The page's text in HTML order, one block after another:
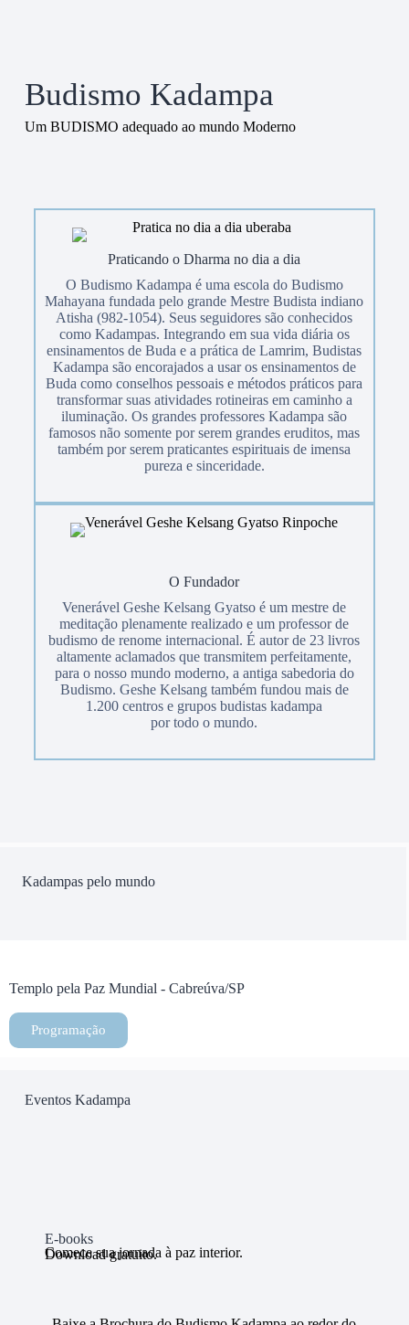
Budismo Kadampa
Um BUDISMO adequado ao mundo Moderno
Praticando o Dharma no dia a dia
O Budismo Kadampa é uma escola do Budismo
Mahayana fundada pelo grande Mestre Budista indiano
Atisha (982-1054). Seus seguidores são conhecidos
como Kadampas. Integrando em sua vida diária os
ensinamentos de Buda e a prática de Lamrim, Budistas
Kadampa são encorajados a usar os ensinamentos de
Buda como conselhos pessoais e métodos práticos para
transformar suas atividades rotineiras em caminho a
iluminação. Os grandes professores Kadampa são
famosos não somente por serem grandes eruditos, mas
também por serem praticantes espirituais de imensa
pureza e sinceridade.
O Fundador
Venerável Geshe Kelsang Gyatso é um mestre de
meditação plenamente realizado e um professor de
budismo de renome internacional. É autor de 23 livros
altamente aclamados que transmitem perfeitamente,
para o nosso mundo moderno, a antiga sabedoria do
Budismo. Geshe Kelsang também fundou mais de
1.200 centros e grupos budistas kadampa
por todo o mundo.
Kadampas pelo mundo
Templo pela Paz Mundial - Cabreúva/SP
Programação
Eventos Kadampa
E-books
Download gratuito.
Comece sua jornada à paz interior.